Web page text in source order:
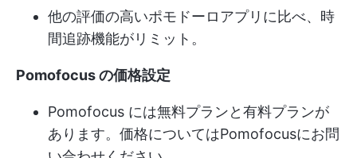
他の評価の高いポモドーロアプリに比べ、時
間追跡機能がリミット。
Pomofocus の価格設定
Pomofocus には無料プランと有料プランが
あります。価格についてはPomofocusにお問